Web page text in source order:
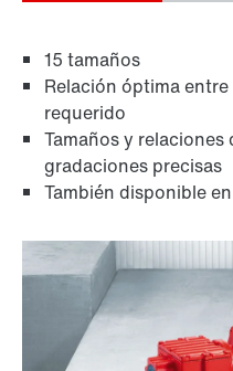
15 tamaños
Relación óptima
requerido
Tamaños y
gradaciones precisas
También disponible